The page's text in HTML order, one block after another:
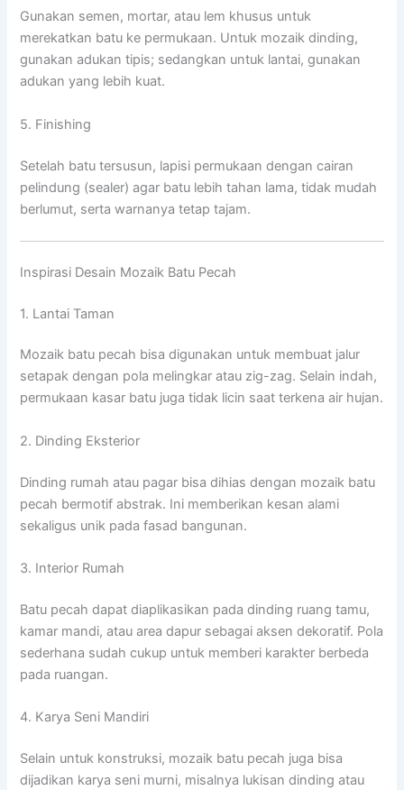
Gunakan semen, mortar, atau lem khusus untuk
merekatkan batu ke permukaan. Untuk mozaik dinding,
gunakan adukan tipis; sedangkan untuk lantai, gunakan
adukan yang lebih kuat.
5. Finishing
Setelah batu tersusun, lapisi permukaan dengan cairan
pelindung (sealer) agar batu lebih tahan lama, tidak mudah
berlumut, serta warnanya tetap tajam.
Inspirasi Desain Mozaik Batu Pecah
1. Lantai Taman
Mozaik batu pecah bisa digunakan untuk membuat jalur
setapak dengan pola melingkar atau zig-zag. Selain indah,
permukaan kasar batu juga tidak licin saat terkena air hujan.
2. Dinding Eksterior
Dinding rumah atau pagar bisa dihias dengan mozaik batu
pecah bermotif abstrak. Ini memberikan kesan alami
sekaligus unik pada fasad bangunan.
3. Interior Rumah
Batu pecah dapat diaplikasikan pada dinding ruang tamu,
kamar mandi, atau area dapur sebagai aksen dekoratif. Pola
sederhana sudah cukup untuk memberi karakter berbeda
pada ruangan.
4. Karya Seni Mandiri
Selain untuk konstruksi, mozaik batu pecah juga bisa
dijadikan karya seni murni, misalnya lukisan dinding atau